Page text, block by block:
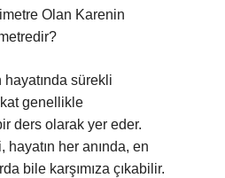
Olan Karenin
hayatında sürekli
genellikle
ders olarak yer eder.
her anında, en
bile karşımıza çıkabilir.